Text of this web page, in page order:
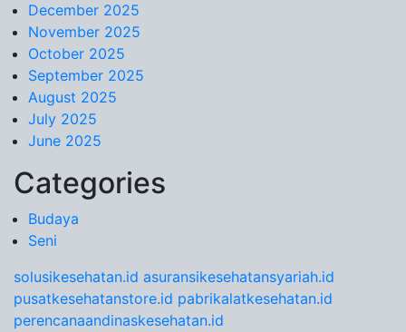
December 2025
November 2025
October 2025
September 2025
August 2025
July 2025
June 2025
Categories
Budaya
Seni
solusikesehatan.id asuransikesehatansyariah.id
pusatkesehatanstore.id pabrikalatkesehatan.id
perencanaandinaskesehatan.id